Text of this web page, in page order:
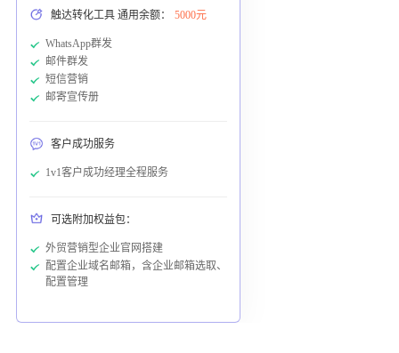
触达转化工具 通用余额： 5000元
WhatsApp群发
邮件群发
短信营销
邮寄宣传册
客户成功服务
1v1客户成功经理全程服务
可选附加权益包：
外贸营销型企业官网搭建
配置企业域名邮箱，含企业邮箱选取、
配置管理